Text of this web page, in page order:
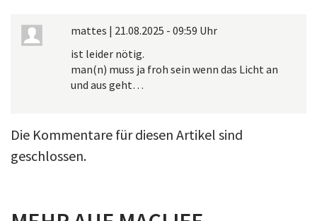
mattes | 21.08.2025 - 09:59 Uhr
ist leider nötig.
man(n) muss ja froh sein wenn das Licht an
und aus geht…
Die Kommentare für diesen Artikel sind
geschlossen.